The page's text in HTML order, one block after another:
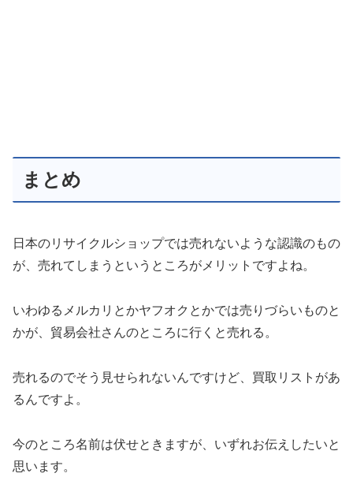
まとめ
日本のリサイクルショップでは売れないような認識のもの
が、売れてしまうというところがメリットですよね。
いわゆるメルカリとかヤフオクとかでは売りづらいものと
かが、貿易会社さんのところに行くと売れる。
売れるのでそう見せられないんですけど、買取リストがあ
るんですよ。
今のところ名前は伏せときますが、いずれお伝えしたいと
思います。